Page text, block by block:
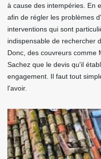
à cause des intempéries. En
afin de régler les problèmes
interventions qui sont
indispensable de rechercher
Donc, des couvreurs comme
Sachez que le devis qu'il
engagement. Il faut tout
l'avoir.